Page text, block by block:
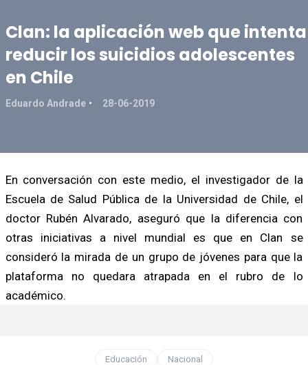
Clan: la aplicación web que intenta
reducir los suicidios adolescentes
en Chile
Eduardo Andrade 28-06-2019
En conversación con este medio, el investigador de la
Escuela de Salud Pública de la Universidad de Chile, el
doctor Rubén Alvarado, aseguró que la diferencia con
otras iniciativas a nivel mundial es que en Clan se
consideró la mirada de un grupo de jóvenes para que la
plataforma no quedara atrapada en el rubro de lo
académico.
Educación Nacional